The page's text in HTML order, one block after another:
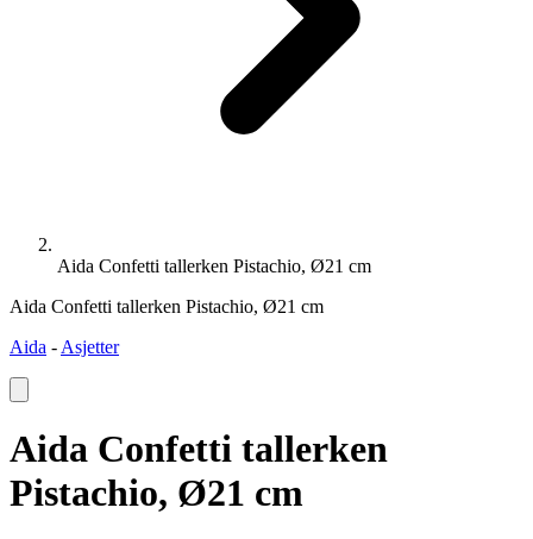
Aida Confetti tallerken Pistachio, Ø21 cm
Aida Confetti tallerken Pistachio, Ø21 cm
Aida - Asjetter
Aida Confetti tallerken
Pistachio, Ø21 cm